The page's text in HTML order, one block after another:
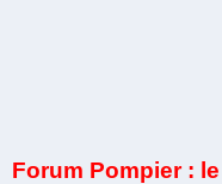
Forum Pompier :